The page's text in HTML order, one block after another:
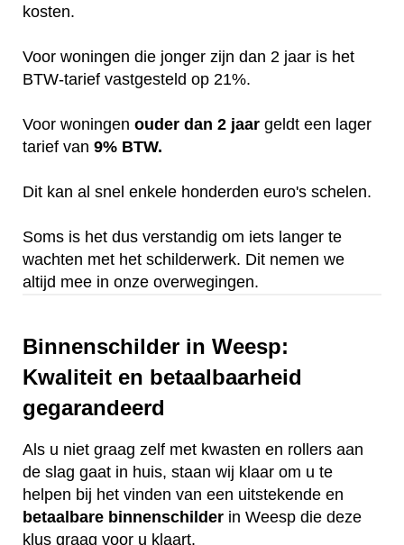
kosten.
Voor woningen die jonger zijn dan 2 jaar is het
BTW-tarief vastgesteld op 21%.
Voor woningen ouder dan 2 jaar geldt een lager
tarief van 9% BTW.
Dit kan al snel enkele honderden euro's schelen.
Soms is het dus verstandig om iets langer te
wachten met het schilderwerk. Dit nemen we
altijd mee in onze overwegingen.
Binnenschilder in Weesp:
Kwaliteit en betaalbaarheid
gegarandeerd
Als u niet graag zelf met kwasten en rollers aan
de slag gaat in huis, staan wij klaar om u te
helpen bij het vinden van een uitstekende en
betaalbare binnenschilder in Weesp die deze
klus graag voor u klaart.